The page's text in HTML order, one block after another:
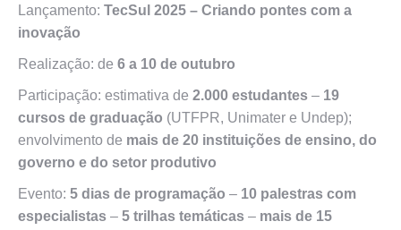
Lançamento: TecSul 2025 – Criando pontes com a
inovação
Realização: de 6 a 10 de outubro
Participação: estimativa de 2.000 estudantes – 19
cursos de graduação (UTFPR, Unimater e Undep);
envolvimento de mais de 20 instituições de ensino, do
governo e do setor produtivo
Evento: 5 dias de programação – 10 palestras com
especialistas – 5 trilhas temáticas – mais de 15